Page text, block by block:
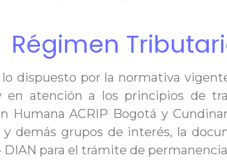
Régimen
dispuesto por la normativa
en atención a los principios de
Humana ACRIP Bogotá y
demás grupos de interés, la
DIAN para el trámite de